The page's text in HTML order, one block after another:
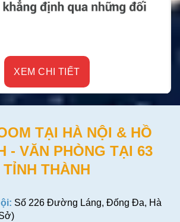
XEM CHI TIẾT
TẠI HÀ NỘI & HỒ
- VĂN PHÒNG TẠI 63
TỈNH THÀNH
Số 226 Đường Láng, Đống Đa, Hà